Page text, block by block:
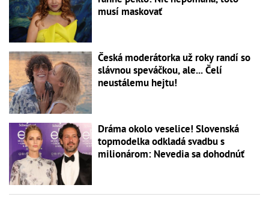
musí maskovať
Česká moderátorka už roky randí so
slávnou speváčkou, ale... Čelí
neustálemu hejtu!
Dráma okolo veselice! Slovenská
topmodelka odkladá svadbu s
milionárom: Nevedia sa dohodnúť